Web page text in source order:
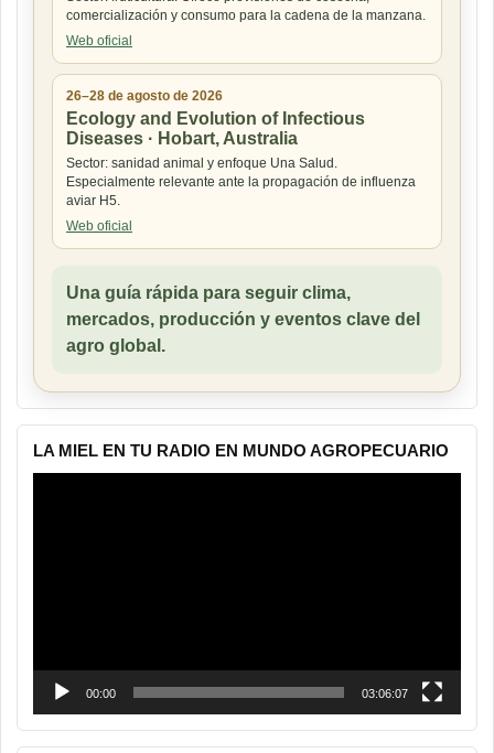
comercialización y consumo para la cadena de la manzana.
Web oficial
26–28 de agosto de 2026
Ecology and Evolution of Infectious
Diseases · Hobart, Australia
Sector: sanidad animal y enfoque Una Salud.
Especialmente relevante ante la propagación de influenza
aviar H5.
Web oficial
Una guía rápida para seguir clima,
mercados, producción y eventos clave del
agro global.
LA MIEL EN TU RADIO EN MUNDO AGROPECUARIO
00:00 03:06:07